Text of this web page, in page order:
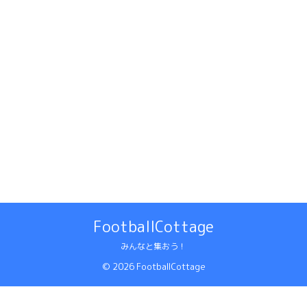
FootballCottage
みんなと集おう！
© 2026 FootballCottage